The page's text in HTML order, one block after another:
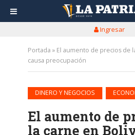
Ingresar
Portada » El aumento de precios de
causa preocupación
DINERO Y NEGOCIOS
El aumento de
la carne en